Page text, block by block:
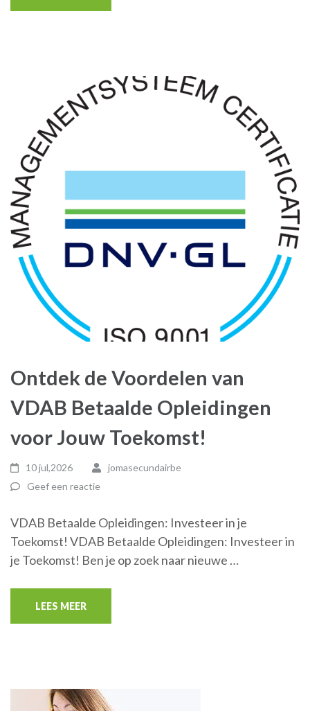
Ontdek de Voordelen van
VDAB Betaalde Opleidingen
voor Jouw Toekomst!
10 jul,2026
jomasecundairbe
Geef een reactie
VDAB Betaalde Opleidingen: Investeer in je
Toekomst! VDAB Betaalde Opleidingen: Investeer in
je Toekomst! Ben je op zoek naar nieuwe …
LEES MEER